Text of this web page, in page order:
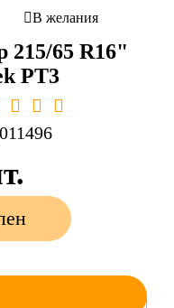
В желания
215/65 R16"
PT3